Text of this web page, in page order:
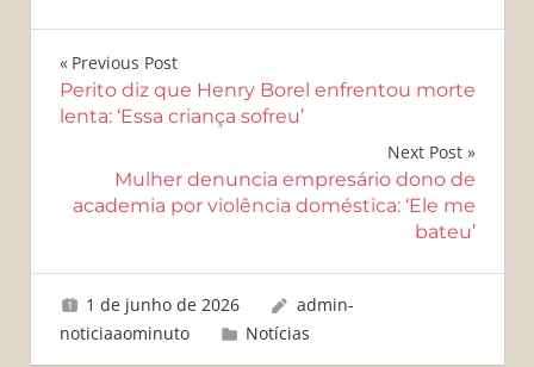
Navegação
de
Post
Previous Post
Perito diz que Henry Borel enfrentou morte
lenta: ‘Essa criança sofreu’
Next Post
Mulher denuncia empresário dono de
academia por violência doméstica: ‘Ele me
bateu’
1 de junho de 2026
admin-
noticiaaominuto
Notícias